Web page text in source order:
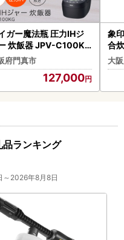
ガー魔法瓶 圧力IHジ
炊飯器 JPV-C100KG
炊き 炊飯器 家電
府門真市
127,000
象
合
き
ク
大
品ランキング
～2026年8月8日